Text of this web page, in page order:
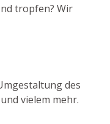
tropfen? Wir
des
vielem mehr.